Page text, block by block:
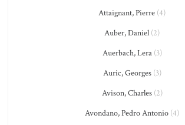
Attaignant, Pierre (4)
Auber, Daniel (2)
Auerbach, Lera(3)
Auric, Georges(3)
Avison, Charles(2)
Avondano, Pedro Antonio (4)